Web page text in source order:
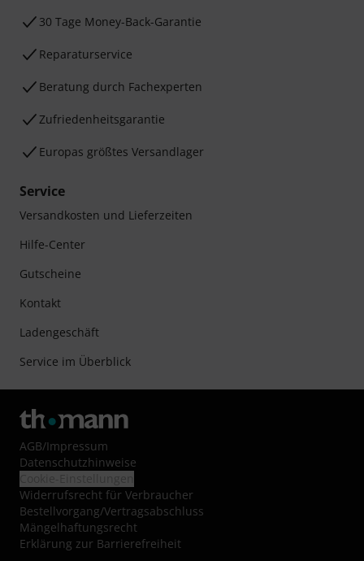
30 Tage Money-Back-Garantie
Reparaturservice
Beratung durch Fachexperten
Zufriedenheitsgarantie
Europas größtes Versandlager
Service
Versandkosten und Lieferzeiten
Hilfe-Center
Gutscheine
Kontakt
Ladengeschäft
Service im Überblick
AGB/Impressum
Datenschutzhinweise
Widerrufsrecht für Verbraucher
Bestellvorgang/Vertragsabschluss
Mängelhaftungsrecht
Erklärung zur Barrierefreiheit